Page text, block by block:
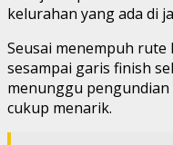
kelurahan yang ada di
Seusai menempuh
sesampai garis finish
menunggu
cukup menarik.